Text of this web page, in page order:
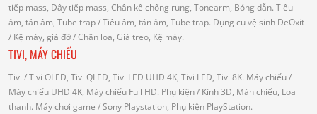
tiếp mass, Dây tiếp mass, Chân kê chống rung, Tonearm, Bóng dẫn. Tiêu
âm, tán âm, Tube trap/ Tiêu âm, tán âm, Tube trap. Dụng cụ vệ sinh DeOxit
/ Kệ máy, giá đỡ/ Chân loa, Giá treo, Kệ máy.
TIVI, MÁY CHIẾU
Tivi / Tivi OLED, Tivi QLED, Tivi LED UHD 4K, Tivi LED, Tivi 8K. Máy chiếu/
Máy chiếu UHD 4K, Máy chiếu Full HD. Phụ kiện/ Kính 3D, Màn chiếu, Loa
thanh. Máy chơi game / Sony Playstation, Phụ kiện PlayStation.